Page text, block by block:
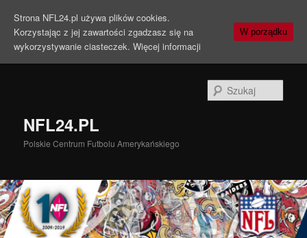
NFL24.PL
Polskie Centrum Futbolu Amerykańskiego
Strona NFL24.pl używa plików cookies.
Korzystając z jej zawartości zgadzasz się na
wykorzystywanie ciasteczek. Więcej informacji
W porządku